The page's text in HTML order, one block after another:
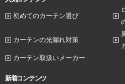
初めてのカーテン選び
カーテンの光漏れ対策
カーテン取扱いメーカー
新着コンテンツ